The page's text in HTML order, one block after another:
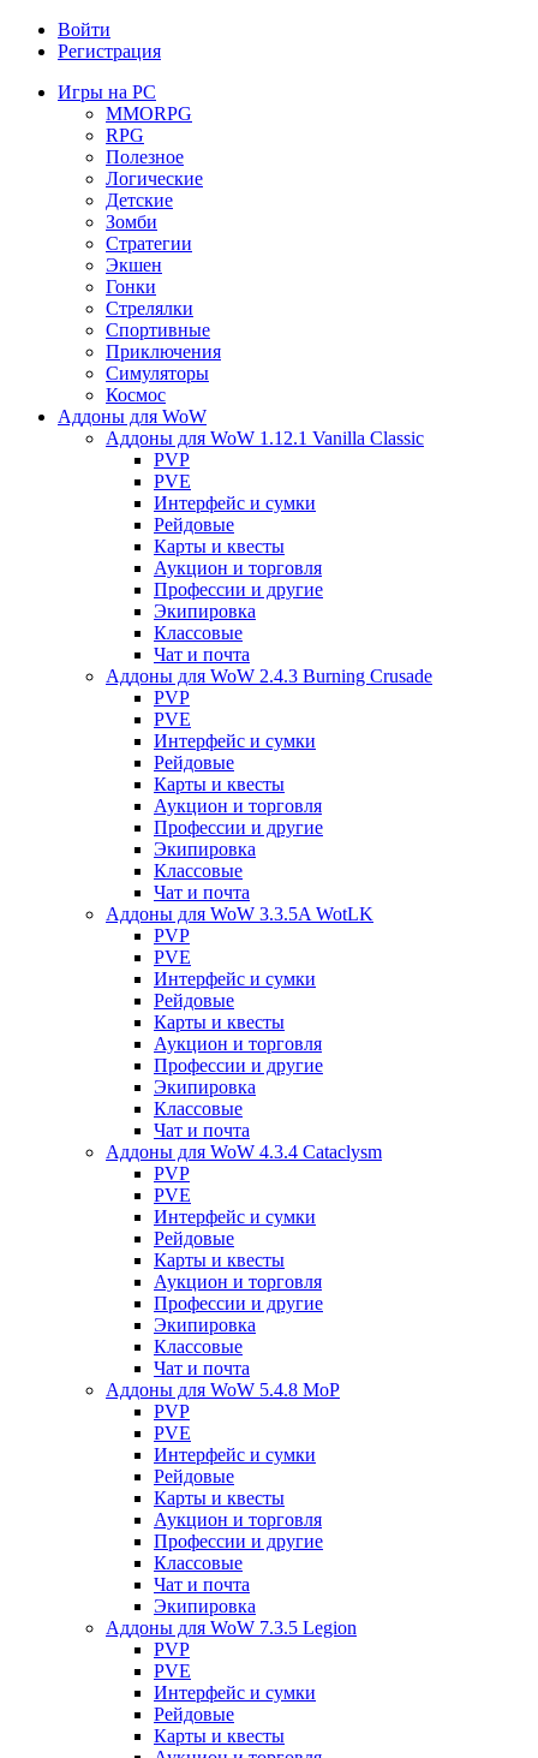
Войти
Регистрация
Игры на PC
MMORPG
RPG
Полезное
Логические
Детские
Зомби
Стратегии
Экшен
Гонки
Стрелялки
Спортивные
Приключения
Симуляторы
Космос
Аддоны для WoW
Аддоны для WoW 1.12.1 Vanilla Classic
PVP
PVE
Интерфейс и сумки
Рейдовые
Карты и квесты
Аукцион и торговля
Профессии и другие
Экипировка
Классовые
Чат и почта
Аддоны для WoW 2.4.3 Burning Crusade
PVP
PVE
Интерфейс и сумки
Рейдовые
Карты и квесты
Аукцион и торговля
Профессии и другие
Экипировка
Классовые
Чат и почта
Аддоны для WoW 3.3.5A WotLK
PVP
PVE
Интерфейс и сумки
Рейдовые
Карты и квесты
Аукцион и торговля
Профессии и другие
Экипировка
Классовые
Чат и почта
Аддоны для WoW 4.3.4 Cataclysm
PVP
PVE
Интерфейс и сумки
Рейдовые
Карты и квесты
Аукцион и торговля
Профессии и другие
Экипировка
Классовые
Чат и почта
Аддоны для WoW 5.4.8 MoP
PVP
PVE
Интерфейс и сумки
Рейдовые
Карты и квесты
Аукцион и торговля
Профессии и другие
Классовые
Чат и почта
Экипировка
Аддоны для WoW 7.3.5 Legion
PVP
PVE
Интерфейс и сумки
Рейдовые
Карты и квесты